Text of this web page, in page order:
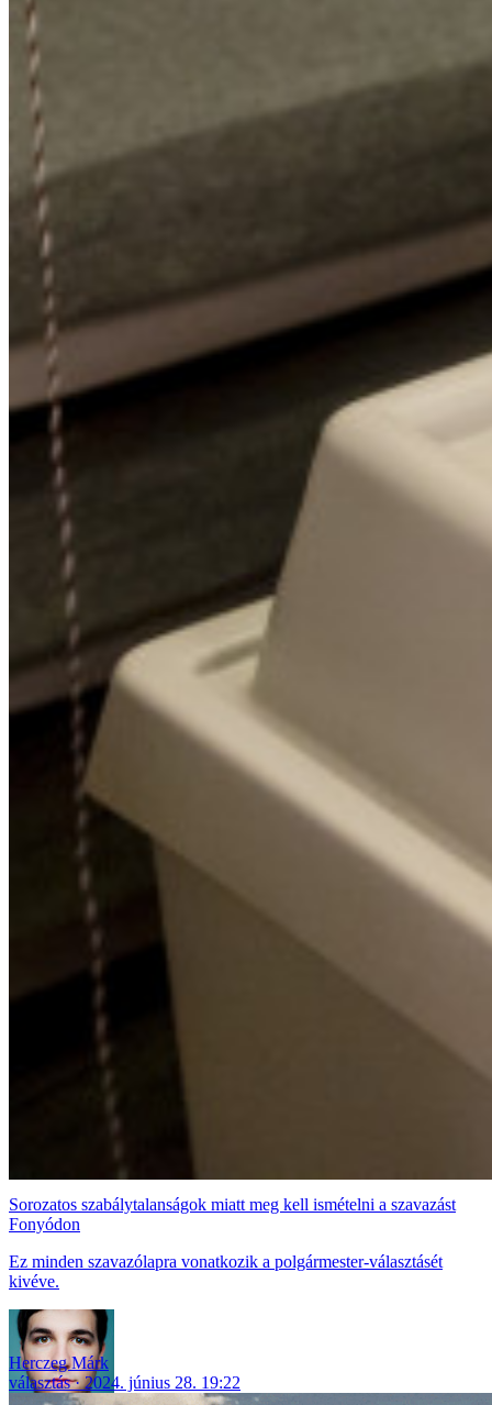
Sorozatos szabálytalanságok miatt meg kell ismételni a szavazást
Fonyódon
Ez minden szavazólapra vonatkozik a polgármester-választásét
kivéve.
Herczeg Márk
választás
2024. június 28. 19:22